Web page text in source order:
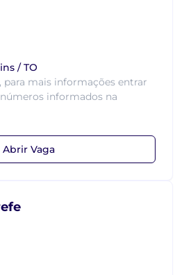
/ TO
para mais informações entrar
informados na
Abrir Vaga